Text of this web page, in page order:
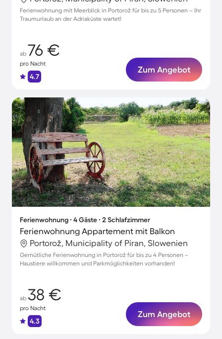
Ferienwohnung mit Meerblick in Portorož für bis zu 5 Personen – Ihr
Traumurlaub an der Adriaküste wartet!
ab 76 €
pro Nacht
4.7
Zum Angebot
Ferienwohnung ∙ 4 Gäste ∙ 2 Schlafzimmer
Ferienwohnung Appartement mit Balkon
Portorož, Municipality of Piran, Slowenien
Gemütliche Ferienwohnung in Portorož für bis zu 4 Personen –
Haustiere willkommen und Parkmöglichkeiten vorhanden!
ab 38 €
pro Nacht
4.3
Zum Angebot